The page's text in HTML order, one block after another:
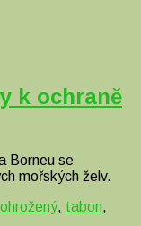
k ochraně
Borneu se
mořských želv.
, tabon,